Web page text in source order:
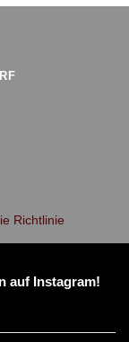
Richtlinie
auf Instagram!